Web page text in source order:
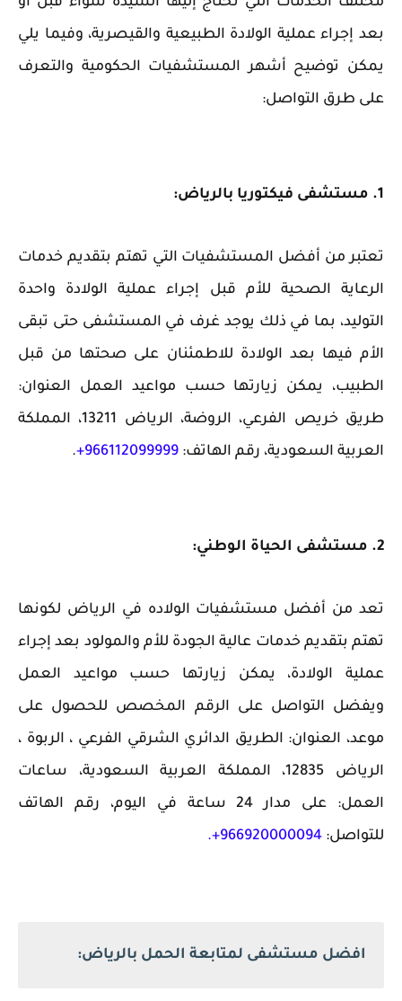
بعد إجراء عملية الولادة الطبيعية والقيصرية، وفيما يلي
يمكن توضيح أشهر المستشفيات الحكومية والتعرف
على طرق التواصل:
1. مستشفى فيكتوريا بالرياض:
‏تعتبر من أفضل المستشفيات التي تهتم بتقديم خدمات
الرعاية الصحية للأم قبل إجراء عملية الولادة واحدة
التوليد، ‏بما في ذلك يوجد غرف في المستشفى حتى تبقى
الأم فيها بعد الولادة للاطمئنان على صحتها من قبل
الطبيب، ‏يمكن زيارتها حسب مواعيد العمل العنوان:
طريق خريص الفرعي، الروضة، الرياض 13211، المملكة
العربية السعودية، رقم الهاتف: 966112099999+
.
2. مستشفى الحياة الوطني:
تعد من أفضل مستشفيات الولاده في الرياض لكونها
تهتم بتقديم خدمات عالية الجودة للأم والمولود بعد إجراء
عملية الولادة، يمكن زيارتها حسب مواعيد العمل
ويفضل التواصل على الرقم المخصص للحصول على
موعد، العنوان: الطريق الدائري الشرقي الفرعي ، الربوة ،
الرياض 12835، المملكة العربية السعودية، ساعات
العمل: على مدار 24 ساعة في اليوم، رقم الهاتف
للتواصل: 966920000094+.
افضل مستشفى لمتابعة الحمل بالرياض: